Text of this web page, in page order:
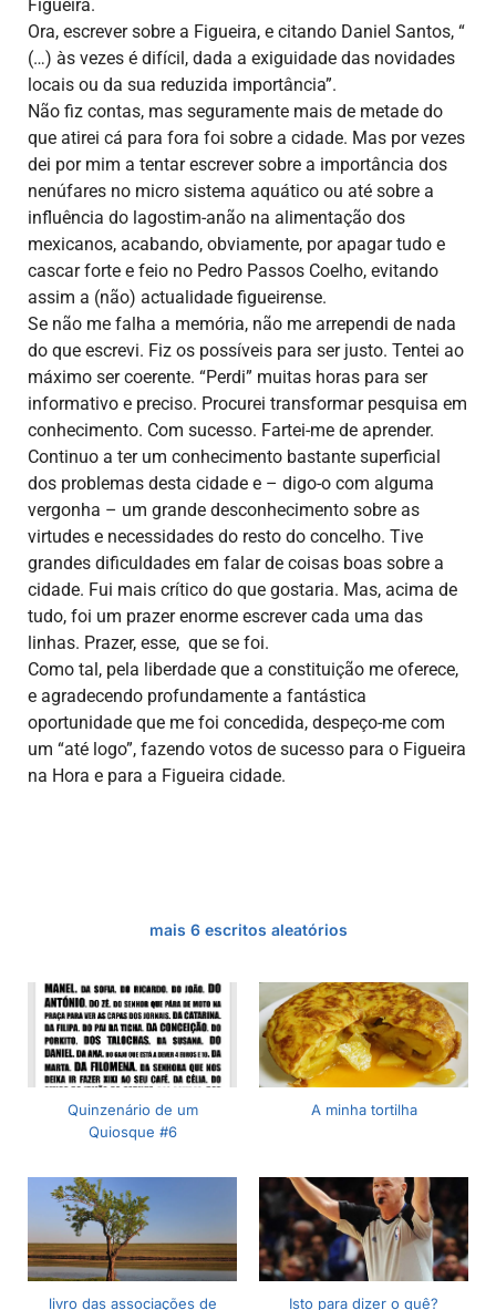
Figueira.
Ora, escrever sobre a Figueira, e citando Daniel Santos, “
(…) às vezes é difícil, dada a exiguidade das novidades
locais ou da sua reduzida importância”.
Não fiz contas, mas seguramente mais de metade do
que atirei cá para fora foi sobre a cidade. Mas por vezes
dei por mim a tentar escrever sobre a importância dos
nenúfares no micro sistema aquático ou até sobre a
influência do lagostim-anão na alimentação dos
mexicanos, acabando, obviamente, por apagar tudo e
cascar forte e feio no Pedro Passos Coelho, evitando
assim a (não) actualidade figueirense.
Se não me falha a memória, não me arrependi de nada
do que escrevi. Fiz os possíveis para ser justo. Tentei ao
máximo ser coerente. “Perdi” muitas horas para ser
informativo e preciso. Procurei transformar pesquisa em
conhecimento. Com sucesso. Fartei-me de aprender.
Continuo a ter um conhecimento bastante superficial
dos problemas desta cidade e – digo-o com alguma
vergonha – um grande desconhecimento sobre as
virtudes e necessidades do resto do concelho. Tive
grandes dificuldades em falar de coisas boas sobre a
cidade. Fui mais crítico do que gostaria. Mas, acima de
tudo, foi um prazer enorme escrever cada uma das
linhas. Prazer, esse, que se foi.
Como tal, pela liberdade que a constituição me oferece,
e agradecendo profundamente a fantástica
oportunidade que me foi concedida, despeço-me com
um “até logo”, fazendo votos de sucesso para o Figueira
na Hora e para a Figueira cidade.
mais 6 escritos aleatórios
Quinzenário de um
Quiosque #6
A minha tortilha
livro das associações de Isto para dizer o quê?